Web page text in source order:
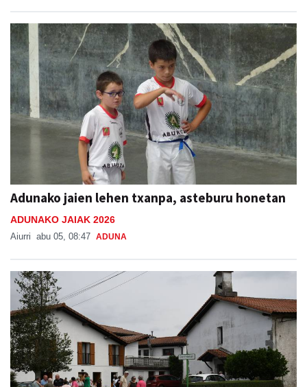
Adunako jaien lehen txanpa, asteburu honetan
ADUNAKO JAIAK 2026
Aiurri abu 05, 08:47 ADUNA